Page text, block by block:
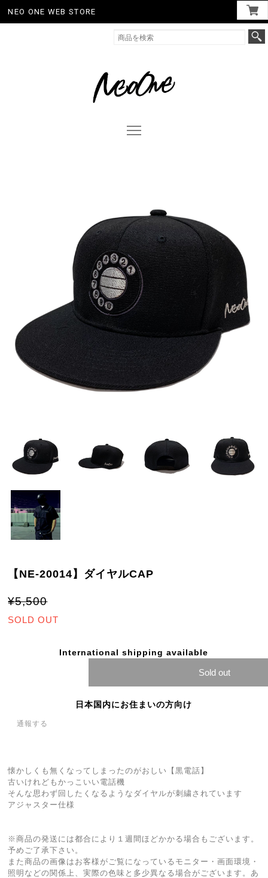
NEO ONE WEB STORE
【NE-20014】ダイヤルCAP
¥5,500
SOLD OUT
International shipping available
Sold out
日本国内にお住まいの方向け
通報する
懐かしくも無くなってしまったのがおしい【黒電話】
古いけれどもかっこいい電話機
そんな思わず回したくなるようなダイヤルが刺繍されています
アジャスター仕様
※商品の発送には都合により１週間ほどかかる場合もございます。
予めご了承下さい。
また商品の画像はお客様がご覧になっているモニター・画面環境・
照明などの関係上、実際の色味と多少異なる場合がございます。あ